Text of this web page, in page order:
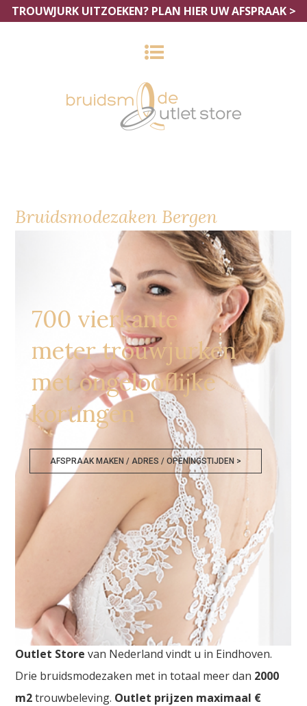
TROUWJURK UITZOEKEN? PLAN HIER UW AFSPRAAK >
Bruidsmodezaken Bergen
700 vierkante
meter trouwjurken
met ongelooflijke
kortingen
AFSPRAAK MAKEN / ADRES / OPENINGSTIJDEN >
Bruidsmodezaken Bergen
Bruidsmodezaken Bergen. De
grootste Bruidsmode
Outlet Store van Nederland vindt u in Eindhoven.
Drie bruidsmodezaken met in totaal meer dan 2000
m2trouwbeleving. Outlet prijzen maximaal €